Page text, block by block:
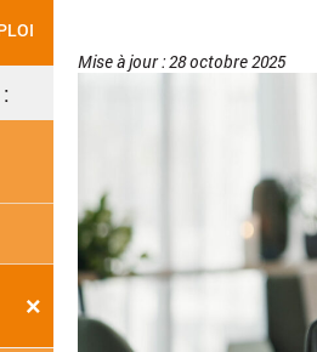
×
Mise à jour : 28 octobre 2025